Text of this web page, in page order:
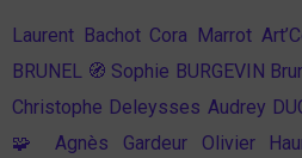
Laurent Bachot Cora Marrot
BRUNEL 🧭 Sophie BURGEVIN
Christophe Deleysses Audrey
🧩
Agnès Gardeur Olivier